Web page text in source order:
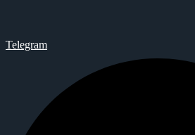
Telegram